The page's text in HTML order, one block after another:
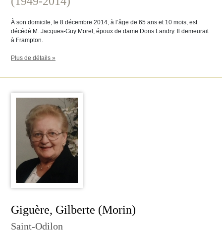
À son domicile, le 8 décembre 2014, à l’âge de 65 ans et 10 mois, est
décédé M. Jacques-Guy Morel, époux de dame Doris Landry. Il demeurait
à Frampton.
Plus de détails »
Giguère, Gilberte (Morin)
Saint-Odilon